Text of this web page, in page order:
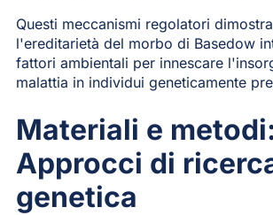
Questi meccanismi regolatori
l'ereditarietà del morbo di Basedow
fattori ambientali per innescare
malattia in individui geneticamente
Materiali e metodi:
Approcci di
genetica